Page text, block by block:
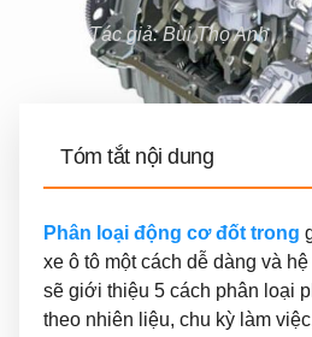
Tác giả:Bùi Thọ Anh
Tóm tắt nội dung
Phân loại động cơ đốt trong
xe ô tô một cách dễ dàng và
sẽ giới thiệu 5 cách phân loại
theo nhiên liệu, chu kỳ làm